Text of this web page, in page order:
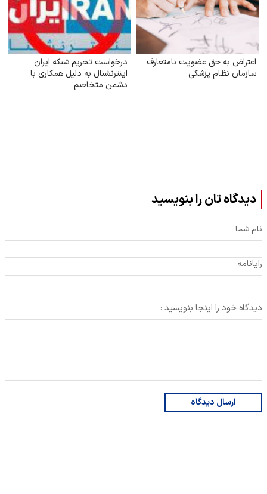
اعتراض به حق عضویت نامتعارف
سازمان نظام پزشکی
درخواست تحریم شبکه ایران
اینترنشنال به دلیل همکاری با
دشمن متخاصم
دیدگاه تان را بنویسید
نام شما
رایانامه
دیدگاه خود را اینجا بنویسید :
ارسال دیدگاه